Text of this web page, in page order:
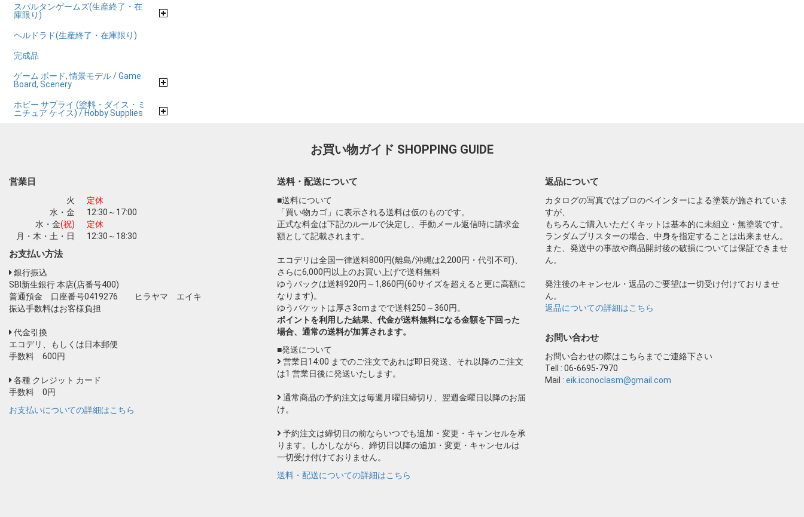
スパルタンゲームズ(生産終了・在
庫限り)
ヘルドラド(生産終了・在庫限り)
完成品
ゲーム ボード, 情景モデル / Game
Board, Scenery
ホビー サプライ (塗料・ダイス・ミ
ニチュア ケイス) / Hobby Supplies
お買い物ガイド SHOPPING GUIDE
営業日
火
定休
水・金
12:30～17:00
水・金(祝)
定休
月・木・土・日
12:30～18:30
お支払い方法
銀行振込
SBI新生銀行 本店(店番号400)
普通預金 口座番号0419276 ヒラヤマ エイキ
振込手数料はお客様負担
代金引換
エコデリ、もしくは日本郵便
手数料 600円
各種 クレジット カード
手数料 0円
お支払いについての詳細はこちら
送料・配送について
■送料について
「買い物カゴ」に表示される送料は仮のものです。
正式な料金は下記のルールで決定し、手動メール返信時に請求金
額として記載されます。
エコデリは全国一律送料800円(離島/沖縄は2,200円・代引不可)、
さらに6,000円以上のお買い上げで送料無料
ゆうパックは送料920円～1,860円(60サイズを超えると更に高額に
なります)。
ゆうパケットは厚さ3cmまでで送料250～360円。
ポイントを利用した結果、代金が送料無料になる金額を下回った
場合、通常の送料が加算されます。
■発送について
営業日14:00 までのご注文であれば即日発送、それ以降のご注文
は1 営業日後に発送いたします。
通常商品の予約注文は毎週月曜日締切り、翌週金曜日以降のお届
け。
予約注文は締切日の前ならいつでも追加・変更・キャンセルを承
ります。しかしながら、締切日以降の追加・変更・キャンセルは
一切受け付けておりません。
送料・配送についての詳細はこちら
返品について
カタログの写真ではプロのペインターによる塗装が施されていま
すが、
もちろんご購入いただくキットは基本的に未組立・無塗装です。
ランダムブリスターの場合、中身を指定することは出来ません。
また、発送中の事故や商品開封後の破損については保証できませ
ん。
発注後のキャンセル・返品のご要望は一切受け付けておりませ
ん。
返品についての詳細はこちら
お問い合わせ
お問い合わせの際はこちらまでご連絡下さい
Tell : 06-6695-7970
Mail : eik.iconoclasm@gmail.com